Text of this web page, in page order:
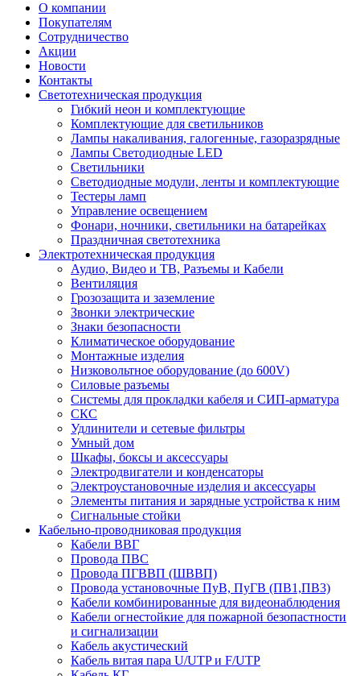
О компании
Покупателям
Сотрудничество
Акции
Новости
Контакты
Светотехническая продукция
Гибкий неон и комплектующие
Комплектующие для светильников
Лампы накаливания, галогенные, газоразрядные
Лампы Светодиодные LED
Светильники
Светодиодные модули, ленты и комплектующие
Тестеры ламп
Управление освещением
Фонари, ночники, светильники на батарейках
Праздничная светотехника
Электротехническая продукция
Аудио, Видео и ТВ, Разъемы и Кабели
Вентиляция
Грозозащита и заземление
Звонки электрические
Знаки безопасности
Климатическое оборудование
Монтажные изделия
Низковольтное оборудование (до 600V)
Силовые разъемы
Системы для прокладки кабеля и СИП-арматура
СКС
Удлинители и сетевые фильтры
Умный дом
Шкафы, боксы и аксессуары
Электродвигатели и конденсаторы
Электроустановочные изделия и аксессуары
Элементы питания и зарядные устройства к ним
Сигнальные стойки
Кабельно-проводниковая продукция
Кабели ВВГ
Провода ПВС
Провода ПГВВП (ШВВП)
Провода установочные ПуВ, ПуГВ (ПВ1,ПВ3)
Кабели комбинированные для видеонаблюдения
Кабели огнестойкие для пожарной безопастности
и сигнализации
Кабель акустический
Кабель витая пара U/UTP и F/UTP